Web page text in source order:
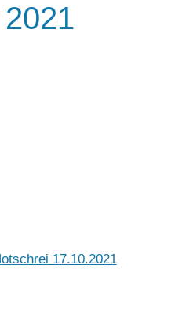
17.10.2021